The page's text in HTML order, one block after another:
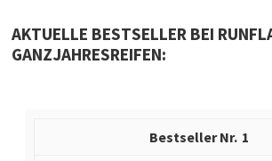
AKTUELLE BESTSELLER BEI
GANZJAHRESREIFEN:
1